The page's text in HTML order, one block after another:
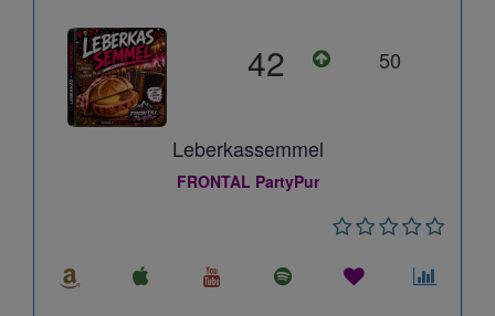
42 50
Leberkassemmel
FRONTAL PartyPur